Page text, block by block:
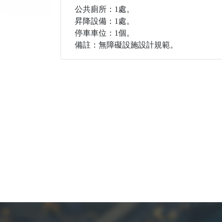
公共廁所：1處。
昇降設備：1處。
停車車位：1個。
備註：無障礙設施設計規範。